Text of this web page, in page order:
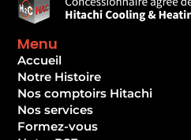
Menu
Accueil
Notre Histoire
Nos comptoirs Hitachi
Nos services
Formez-vous